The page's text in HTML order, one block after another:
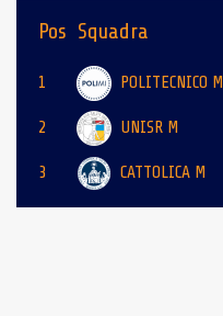
Pos Squadra
1 POLITECNICO M
2 UNISR M
3 CATTOLICA M